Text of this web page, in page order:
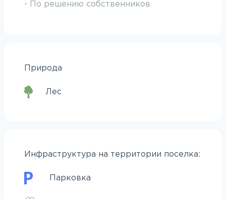
- По решению собственников
Природа
Лес
Инфраструктура на территории поселка:
Парковка